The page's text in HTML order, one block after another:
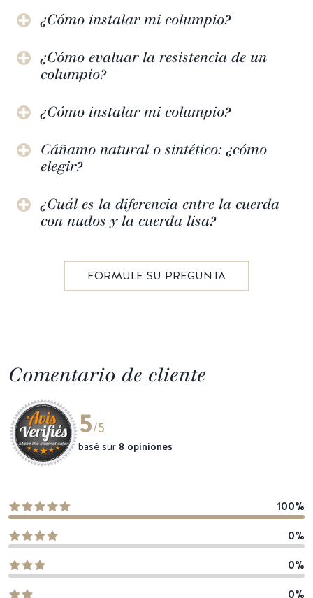
¿Cómo instalar mi columpio?
¿Cómo evaluar la resistencia de un
columpio?
¿Cómo instalar mi columpio?
Cáñamo natural o sintético: ¿cómo
elegir?
¿Cuál es la diferencia entre la cuerda
con nudos y la cuerda lisa?
FORMULE SU PREGUNTA
Comentario de cliente
5/5
basé sur 8 opiniones
100%
0%
0%
0%